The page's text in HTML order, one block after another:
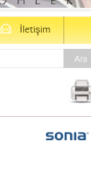
İletişim
E